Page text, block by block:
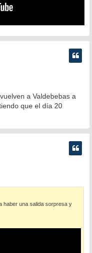
a Valdebebas a
que el día 20
haber una salida sorpresa y